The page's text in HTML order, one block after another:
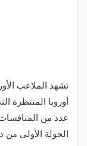
تشهد الملاعب
أوروبا المنتظرة
عدد من
الجولة الأولى